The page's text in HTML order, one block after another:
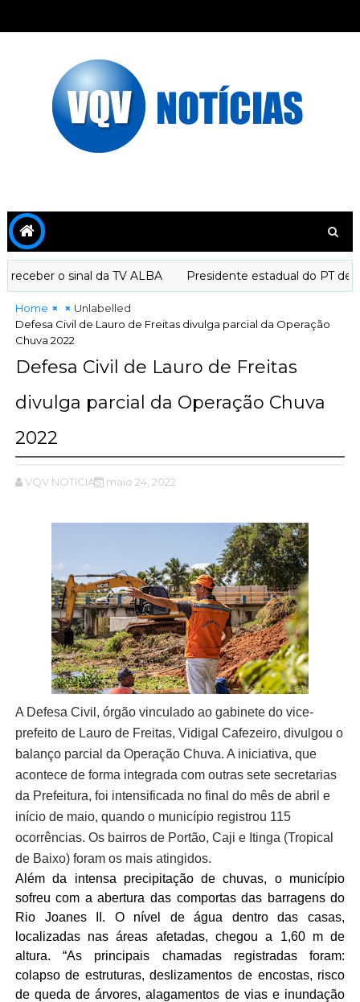
o sinal da TV ALBA Presidente estadual do PT
Home
Unlabelled
Defesa Civil de Lauro de Freitas divulga parcial da Operação
Chuva 2022
Defesa Civil de Lauro de Freitas
divulga parcial da Operação Chuva
2022
VQV NOTICIAS maio 24, 2022
A Defesa Civil, órgão vinculado ao gabinete do vice-
prefeito de Lauro de Freitas, Vidigal Cafezeiro, divulgou o
balanço parcial da Operação Chuva. A iniciativa, que
acontece de forma integrada com outras sete secretarias
da Prefeitura, foi intensificada no final do mês de abril e
início de maio, quando o município registrou 115
ocorrências. Os bairros de Portão, Caji e Itinga (Tropical
de Baixo) foram os mais atingidos.
Além da intensa precipitação de chuvas, o município
sofreu com a abertura das comportas das barragens do
Rio Joanes II. O nível de água dentro das casas,
localizadas nas áreas afetadas, chegou a 1,60 m de
altura. “As principais chamadas registradas foram:
colapso de estruturas, deslizamentos de encostas, risco
de queda de árvores, alagamentos de vias e inundação